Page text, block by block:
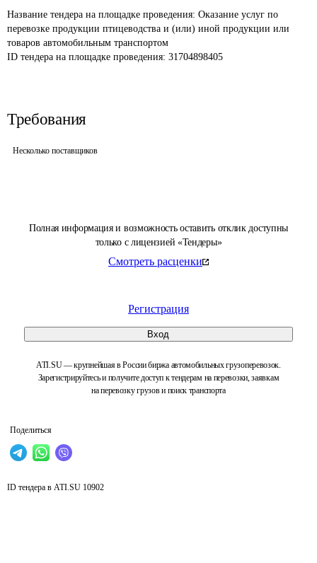
Полная информация и возможность оставить отклик доступны
только с лицензией «Тендеры»
Смотреть расценки
Регистрация
Вход
ATI.SU — крупнейшая в России биржа автомобильных грузоперевозок.
Зарегистрируйтесь и получите доступ к тендерам на перевозки, заявкам
на перевозку грузов и поиск транспорта
Поделиться
Название тендера на площадке проведения: Оказание услуг по
перевозке продукции птицеводства и (или) иной продукции или
товаров автомобильным транспортом
ID тендера на площадке проведения: 31704898405
Требования
Несколько поставщиков
ID тендера в ATI.SU 10902